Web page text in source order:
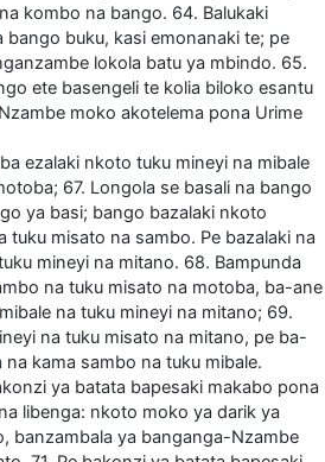
kombo na bango. 64. Balukaki
buku, kasi emonanaki te; pe
lokola batu ya mbindo. 65.
ete basengeli te kolia biloko esantu
moko akotelema pona Urime
ezalaki nkoto tuku mineyi na mibale
67. Longola se basali na bango
ya basi; bango bazalaki nkoto
tuku misato na sambo. Pe bazalaki na
mineyi na mitano. 68. Bampunda
na tuku misato na motoba, ba-ane
na tuku mineyi na mitano; 69.
na tuku misato na mitano, pe ba-
kama sambo na tuku mibale.
ya batata bapesaki makabo pona
libenga: nkoto moko ya darik ya
banzambala ya banganga-Nzambe